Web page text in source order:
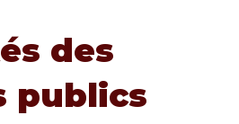
des
publics